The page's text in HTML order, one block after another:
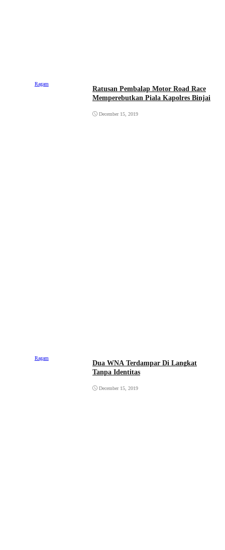
Ragam
Ratusan Pembalap Motor Road Race
Memperebutkan Piala Kapolres Binjai
December 15, 2019
Ragam
Dua WNA Terdampar Di Langkat
Tanpa Identitas
December 15, 2019